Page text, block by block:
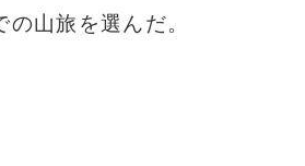
山旅を選んだ。